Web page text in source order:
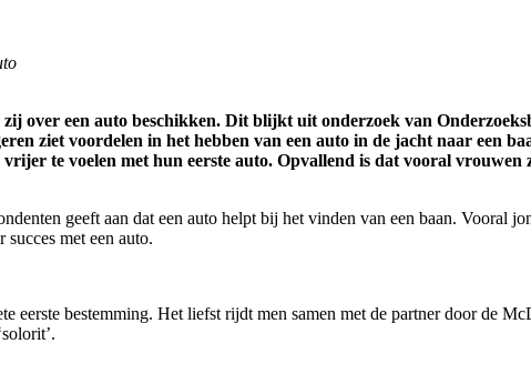
over een auto beschikken. Dit blijkt uit onderzoek van
ziet voordelen in het hebben van een auto in de jacht naar een
te voelen met hun eerste auto. Opvallend is dat vooral
geeft aan dat een auto helpt bij het vinden van een baan. Vooral
met een auto.
bestemming. Het liefst rijdt men samen met de partner door de